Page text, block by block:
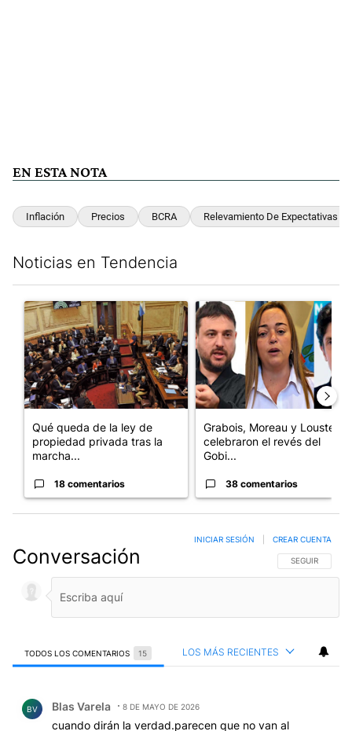
EN ESTA NOTA
Inflación Precios BCRA Relevamiento De Expectativas
Noticias en Tendencia
Un artículo de tendencia con el título "Qué queda de la ley de
Qué queda de la ley de
propiedad privada tras la
marcha...
18 comentarios
Un artículo de tendencia con
Grabois, Moreau y Lousteau
celebraron el revés del
Gobi...
38 comentarios
Conversación SIGA ESTA
SEGUIR
INICIAR SESIÓN CREAR CUENTA
TODOS LOS COMENTARIOS 15 LOS MÁS RECIENTES
BV Blas Varela 8 DE MAYO DE 2026
cuando dirán la verdad.parecen que no van al